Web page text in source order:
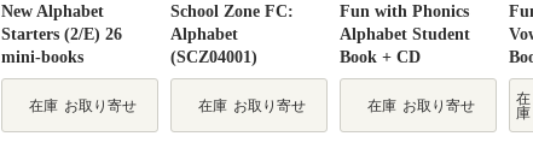
New Alphabet
Starters (2/E) 26
mini-books
在庫 お取り寄せ
School Zone FC:
Alphabet
(SCZ04001)
在庫 お取り寄せ
Fun with Phonics
Alphabet Student
Book + CD
在庫 お取り寄せ
在
庫